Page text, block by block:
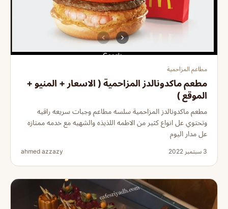
مطاعم المزاحمية
مطعم ماكدونالدز المزاحمية ( الاسعار + المنيو +
الموقع )
مطعم ماكدونالدز المزاحمية سلسه مطاعم وجبات سريعه راقيه
وتحتوي عل انواع كثير من الاطمه اللذيذه والشهيه مع خدمه ممتازه
عل مدار اليوم
3 سبتمبر 2022 ahmed azzazy